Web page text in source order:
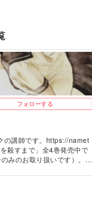
フォローする
の講師です。https://namet
殺すまで」全4巻発売中で
みのお取り扱いです）。…